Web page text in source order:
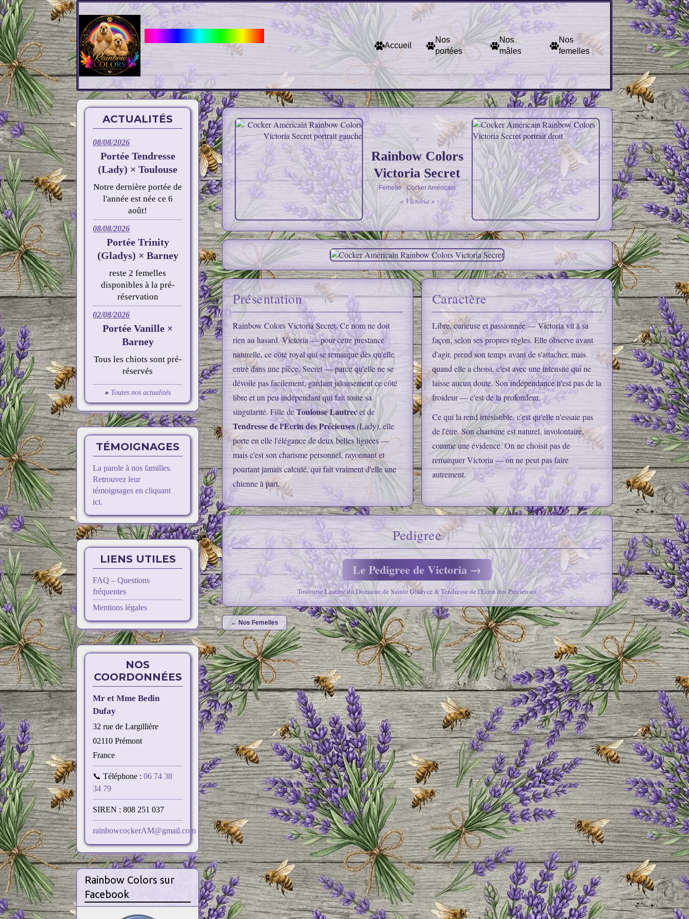
Accueil
Nos
portées
Nos
mâles
Nos
femelles
Victoria – Rainbow Colors Victoria
♀
Rainbow Colors
Victoria Secret
Femelle · Cocker Américain
« Victoria »
Présentation
Rainbow Colors Victoria Secret. Ce nom ne doit
rien au hasard. Victoria — pour cette prestance
naturelle, ce côté royal qui se remarque dès qu'elle
entre dans une pièce. Secret — parce qu'elle ne se
dévoile pas facilement, gardant jalousement ce côté
libre et un peu indépendant qui fait toute sa
singularité. Fille deToulouse Lautrecet de
Tendresse de l'Ecrin des Précieuses(Lady), elle
porte en elle l'élégance de deux belles lignées —
mais c'est son charisme personnel, rayonnant et
pourtant jamais calculé, qui fait vraiment d'elle une
chienne à part.
Caractère
Libre, curieuse et passionnée — Victoria vit à sa
façon, selon ses propres règles. Elle observe avant
d'agir, prend son temps avant de s'attacher, mais
quand elle a choisi, c'est avec une intensité qui ne
laisse aucun doute. Son indépendance n'est pas de la
froideur — c'est de la profondeur.
Ce qui la rend irrésistible, c'est qu'elle n'essaie pas
de l'être. Son charisme est naturel, involontaire,
comme une évidence. On ne choisit pas de
remarquer Victoria — on ne peut pas faire
autrement.
Pedigree
Le Pedigree de Victoria →
Toulouse Lautrec du Domaine de Sainte Gladyce & Tendresse de l'Ecrin des Précieuses
← Nos Femelles
ACTUALITÉS
08/08/2026
Portée Tendresse
(Lady) × Toulouse
Notre dernière portée de
l'année est née ce 6
août!
08/08/2026
Portée Trinity
(Gladys) × Barney
reste 2 femelles
disponibles à la pré-
réservation
02/08/2026
Portée Vanille ×
Barney
Tous les chiots sont pré-
réservés
▸ Toutes nos actualités
TÉMOIGNAGES
La parole à nos familles.
Retrouvez leur
témoignages en cliquant
ici.
LIENS UTILES
FAQ – Questions
fréquentes
Mentions légales
NOS
COORDONNÉES
Mr et Mme Bedin
Dufay
32 rue de Largillière
02110 Prémont
France
📞 Téléphone :06 74 38
34 79
SIREN : 808 251 037
rainbowcockerAM@gmail.com
Rainbow Colors sur
Facebook